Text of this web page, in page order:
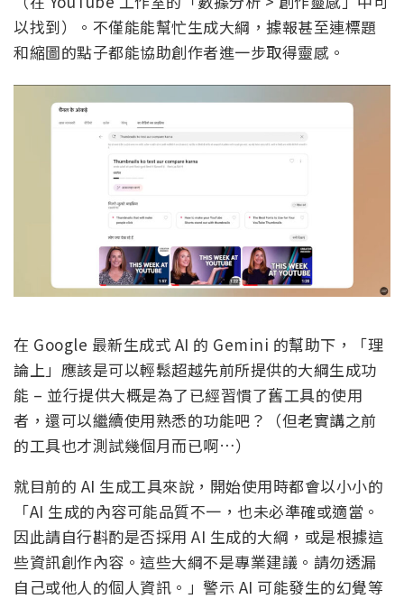
以找到）。不僅能能幫忙生成大綱，據報甚至連標題
和縮圖的點子都能協助創作者進一步取得靈感。
在 Google 最新生成式 AI 的 Gemini 的幫助下，「理
論上」應該是可以輕鬆超越先前所提供的大綱生成功
能 – 並行提供大概是為了已經習慣了舊工具的使用
者，還可以繼續使用熟悉的功能吧？（但老實講之前
的工具也才測試幾個月而已啊…）
就目前的 AI 生成工具來說，開始使用時都會以小小的
「AI 生成的內容可能品質不一，也未必準確或適當。
因此請自行斟酌是否採用 AI 生成的大綱，或是根據這
些資訊創作內容。這些大綱不是專業建議。請勿透漏
自己或他人的個人資訊。」警示 AI 可能發生的幻覺等